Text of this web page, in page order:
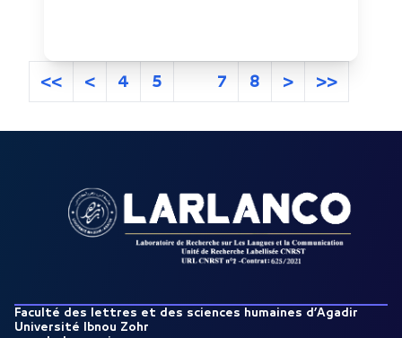
<< < 4 5 7 8 > >>
Faculté des lettres et des sciences humaines d’Agadir
Université Ibnou Zohr